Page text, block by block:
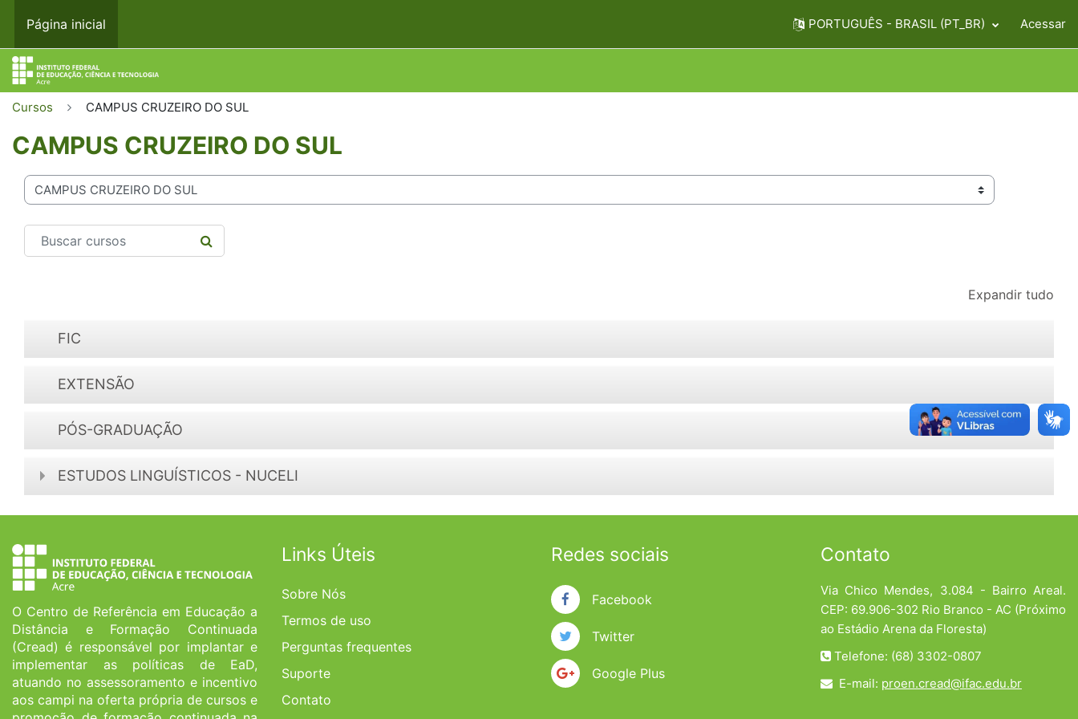
Página inicial PORTUGUÊS - BRASIL ‎(PT_BR)‎ Acessar
Cursos CAMPUS CRUZEIRO DO SUL
CAMPUS CRUZEIRO DO SUL
de Cursos
Buscar cursos
BUSCAR CURSOS
Expandir tudo
FIC
EXTENSÃO
PÓS-GRADUAÇÃO
ESTUDOS LINGUÍSTICOS - NUCELI
O Centro de Referência em Educação a
Distância e Formação Continuada
(Cread) é responsável por implantar e
implementar as políticas de EaD,
atuando no assessoramento e incentivo
aos campi na oferta própria de cursos e
Links Úteis
Sobre Nós
Termos de uso
Perguntas frequentes
Suporte
Contato
Redes sociais
Facebook
Twitter
Google Plus
Contato
Via Chico Mendes, 3.084 - Bairro Areal.
CEP: 69.906-302 Rio Branco - AC (Próximo
ao Estádio Arena da Floresta)
Telefone: (68) 3302-0807
E-mail: proen.cread@ifac.edu.br